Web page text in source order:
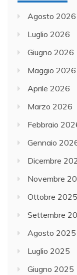
Agosto 2026
Luglio 2026
Giugno 2026
Maggio 2026
Aprile 2026
Marzo 2026
Febbraio
Gennaio
Dicembre
Novembre
Ottobre 2025
Settembre
Agosto 2025
Luglio 2025
Giugno 2025